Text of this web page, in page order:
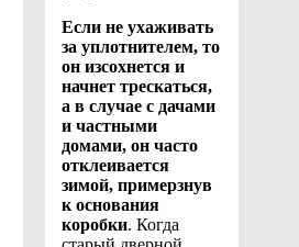
Если не ухаживать
за уплотнителем, то
он изсохнется и
начнет трескаться,
а в случае с дачами
и частными
домами, он часто
отклеивается
зимой, примерзнув
к основания
коробки. Когда